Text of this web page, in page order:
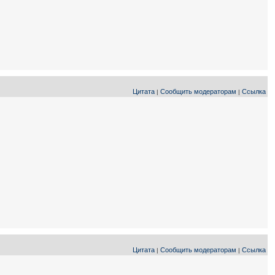
Цитата | Сообщить модераторам | Ссылка
Цитата | Сообщить модераторам | Ссылка